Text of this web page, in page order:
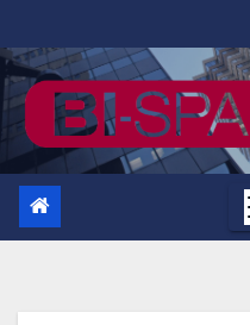
al
contenido